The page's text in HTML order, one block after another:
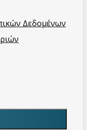
Δεδομένων